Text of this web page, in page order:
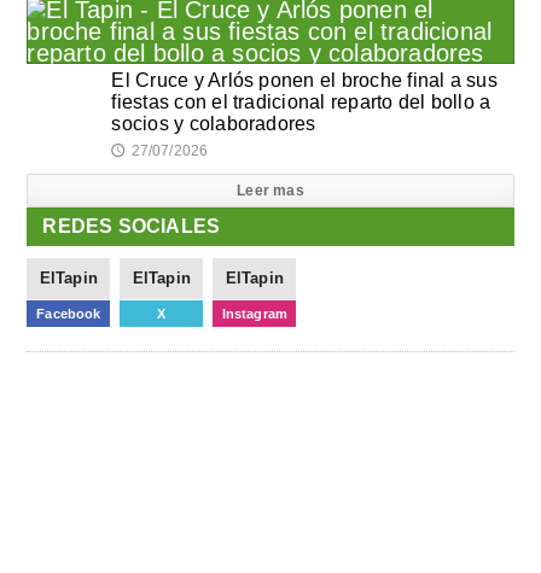
El Cruce y Arlós ponen el broche final a sus
fiestas con el tradicional reparto del bollo a
socios y colaboradores
🕔 27/07/2026
Leer mas
REDES SOCIALES
ElTapin
Facebook
ElTapin
X
ElTapin
Instagram